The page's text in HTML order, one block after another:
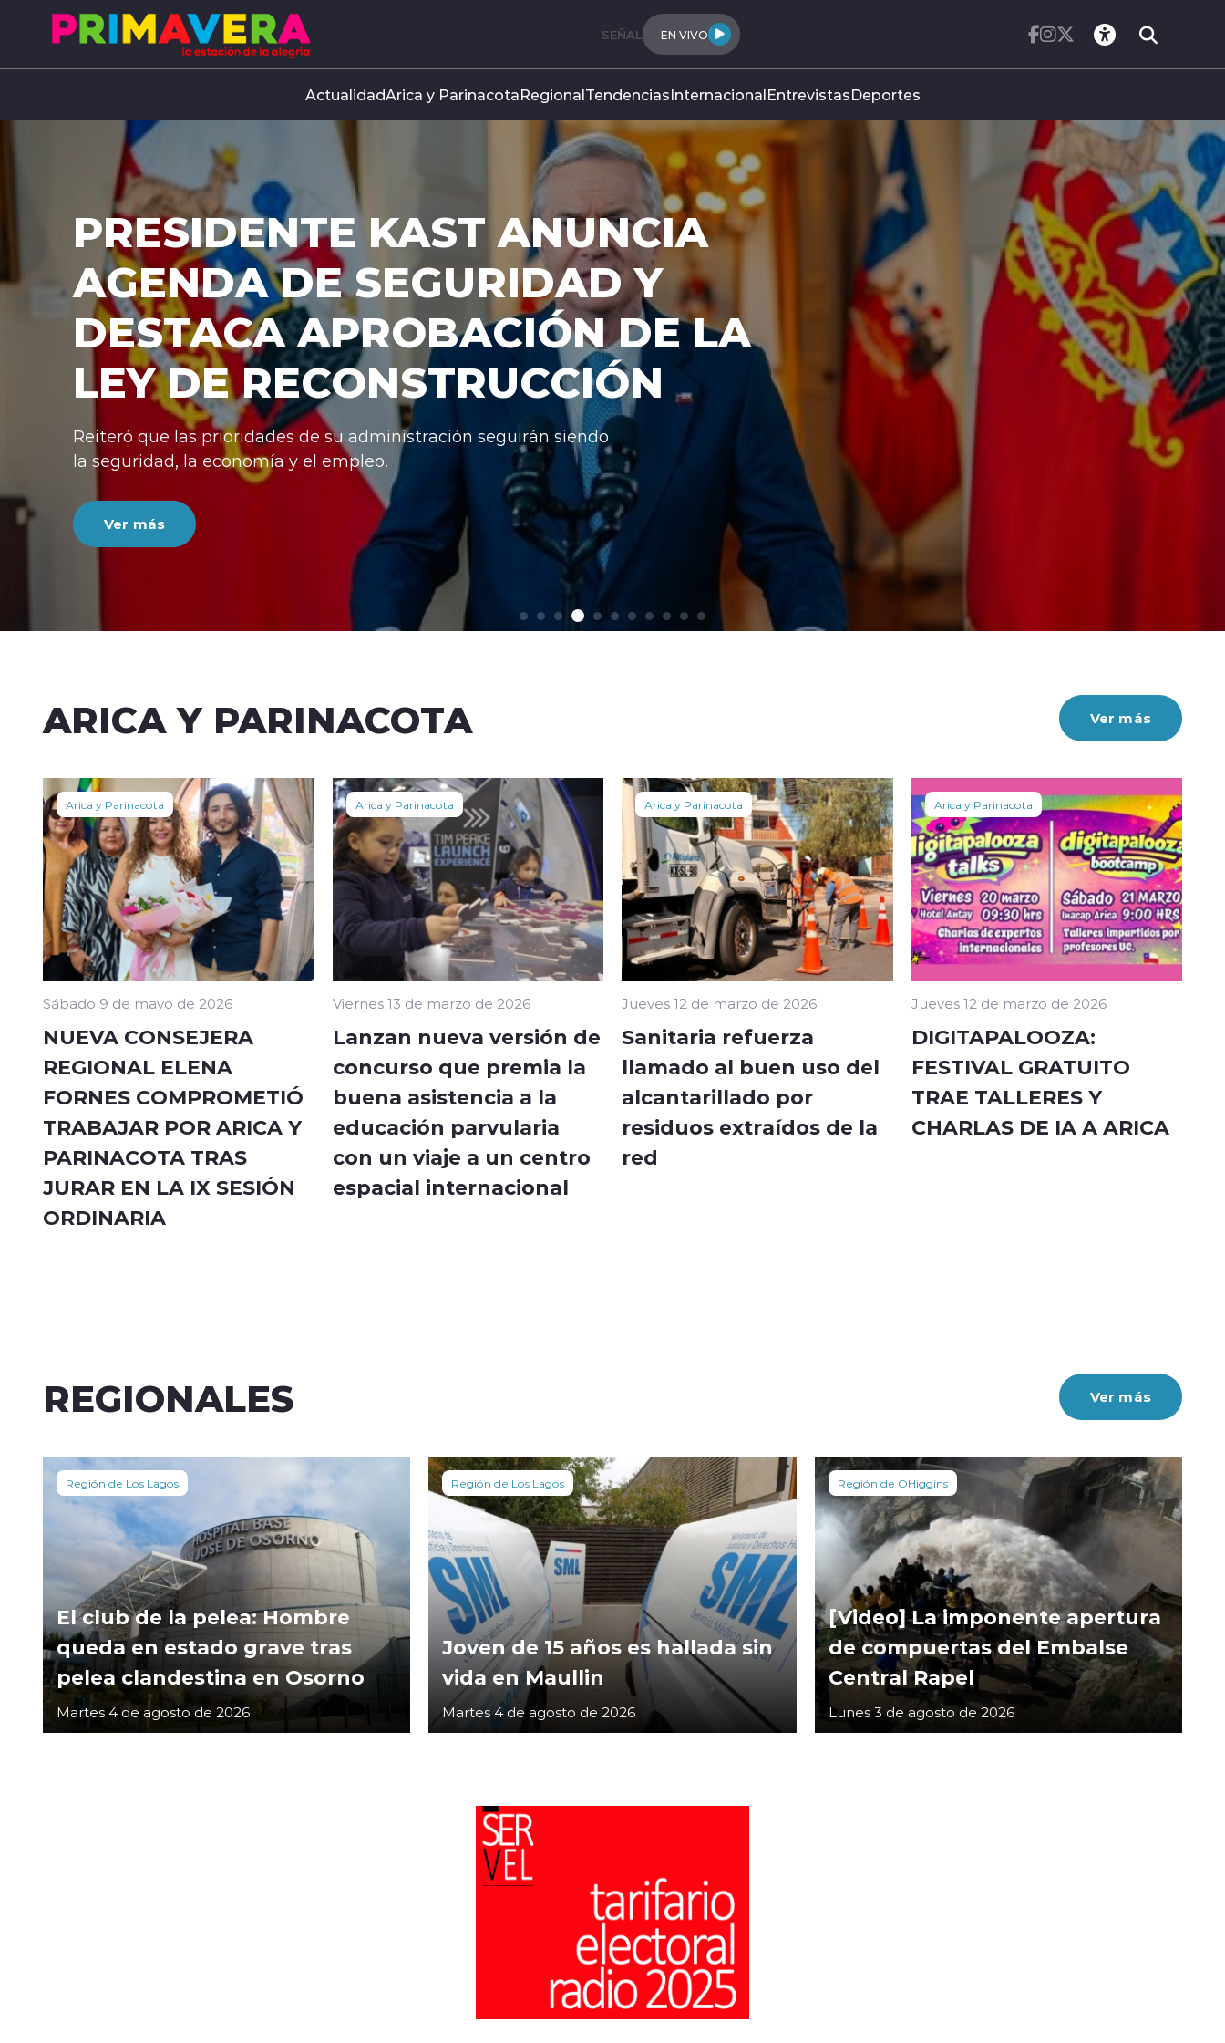
SEÑAL EN VIVO
ActualidadArica y ParinacotaRegionalTendenciasInternacionalEntrevistasDeportes
PRESIDENTE KAST ANUNCIA
AGENDA DE SEGURIDAD Y
DESTACA APROBACIÓN DE LA
LEY DE RECONSTRUCCIÓN
Reiteró que las prioridades de su administración seguirán siendo
la seguridad, la economía y el empleo.
Ver más
ARICA Y PARINACOTA Ver más
Arica y Parinacota
Sábado 9 de mayo de 2026
NUEVA CONSEJERA
REGIONAL ELENA
FORNES COMPROMETIÓ
TRABAJAR POR ARICA Y
PARINACOTA TRAS
JURAR EN LA IX SESIÓN
ORDINARIA
Arica y Parinacota
Viernes 13 de marzo de 2026
Lanzan nueva versión de
concurso que premia la
buena asistencia a la
educación parvularia
con un viaje a un centro
espacial internacional
Arica y Parinacota
Jueves 12 de marzo de 2026
Sanitaria refuerza
llamado al buen uso del
alcantarillado por
residuos extraídos de la
red
Arica y Parinacota
Jueves 12 de marzo de 2026
DIGITAPALOOZA:
FESTIVAL GRATUITO
TRAE TALLERES Y
CHARLAS DE IA A ARICA
REGIONALES Ver más
Región de Los Lagos
El club de la pelea: Hombre
queda en estado grave tras
pelea clandestina en Osorno
Martes 4 de agosto de 2026
Región de Los Lagos
Joven de 15 años es hallada sin
vida en Maullin
Martes 4 de agosto de 2026
Región de OHiggins
[Video] La imponente apertura
de compuertas del Embalse
Central Rapel
Lunes 3 de agosto de 2026